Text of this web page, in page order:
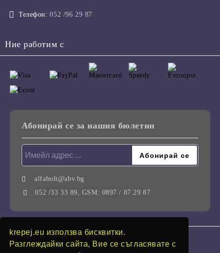
krepej.eu използва бисквитки.
Разглеждайки сайта, Вие се съгласявате с
Телефон: 052 /96 29 87
Ние работим с
Абонирай се за нашия бюлетин
alfabolt@abv.bg
052 /33 33 89, GSM: 0897 / 87 29 87